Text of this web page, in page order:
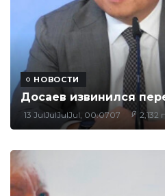
НОВОСТИ
Досаев извинился
13 JulJulJulJul, 00:0707 2,132